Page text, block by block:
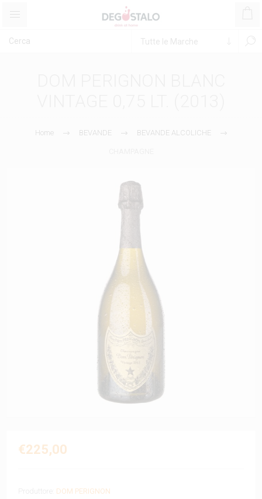
Home BEVANDE BEVANDE ALCOLICHE
€225,00
Produttore:
DOM PERIGNON